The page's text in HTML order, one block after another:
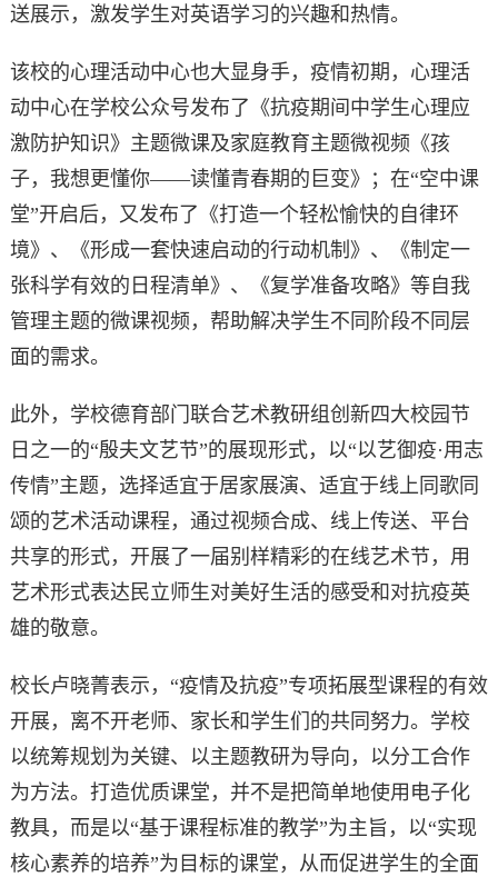
送展示，激发学生对英语学习的兴趣和热情。
该校的心理活动中心也大显身手，疫情初期，心理活
动中心在学校公众号发布了《抗疫期间中学生心理应
激防护知识》主题微课及家庭教育主题微视频《孩
子，我想更懂你——读懂青春期的巨变》；在“空中课
堂”开启后，又发布了《打造一个轻松愉快的自律环
境》、《形成一套快速启动的行动机制》、《制定一
张科学有效的日程清单》、《复学准备攻略》等自我
管理主题的微课视频，帮助解决学生不同阶段不同层
面的需求。
此外，学校德育部门联合艺术教研组创新四大校园节
日之一的“殷夫文艺节”的展现形式，以“以艺御疫·用志
传情”主题，选择适宜于居家展演、适宜于线上同歌同
颂的艺术活动课程，通过视频合成、线上传送、平台
共享的形式，开展了一届别样精彩的在线艺术节，用
艺术形式表达民立师生对美好生活的感受和对抗疫英
雄的敬意。
校长卢晓菁表示，“疫情及抗疫”专项拓展型课程的有效
开展，离不开老师、家长和学生们的共同努力。学校
以统筹规划为关键、以主题教研为导向，以分工合作
为方法。打造优质课堂，并不是把简单地使用电子化
教具，而是以“基于课程标准的教学”为主旨，以“实现
核心素养的培养”为目标的课堂，从而促进学生的全面